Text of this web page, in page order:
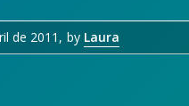
de 2011 by Laura